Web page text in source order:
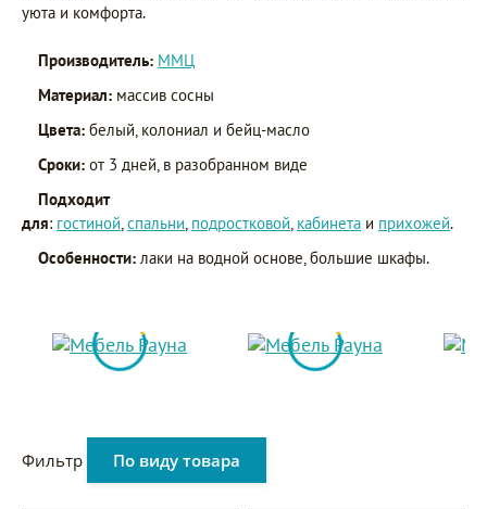
уюта и комфорта.
Производитель: ММЦ
Материал: массив сосны
Цвета: белый, колониал и бейц-масло
Сроки: от 3 дней, в разобранном виде
Подходит
для: гостиной спальни подростковой кабинета и прихожей.
Особенности: лаки на водной основе, большие шкафы.
Фильтр По виду товара